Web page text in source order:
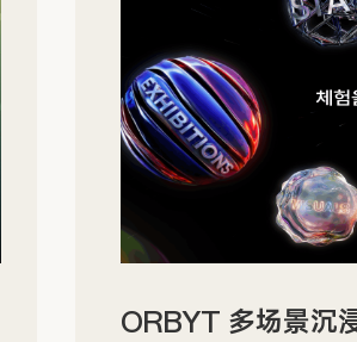
Sinyard Design